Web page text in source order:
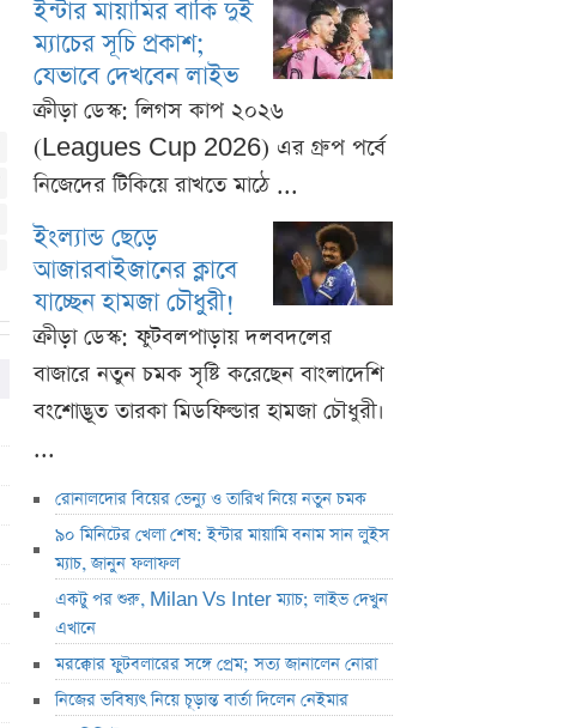
ইন্টার মায়ামির বাকি দুই
ম্যাচের সূচি প্রকাশ;
যেভাবে দেখবেন লাইভ
ক্রীড়া ডেস্ক: লিগস কাপ ২০২৬
(Leagues Cup 2026) এর গ্রুপ পর্বে
নিজেদের টিকিয়ে রাখতে মাঠে ...
ইংল্যান্ড ছেড়ে
আজারবাইজানের ক্লাবে
যাচ্ছেন হামজা চৌধুরী!
ক্রীড়া ডেস্ক: ফুটবলপাড়ায় দলবদলের
বাজারে নতুন চমক সৃষ্টি করেছেন বাংলাদেশি
বংশোদ্ভূত তারকা মিডফিল্ডার হামজা চৌধুরী।
...
রোনালদোর বিয়ের ভেন্যু ও তারিখ নিয়ে নতুন চমক
৯০ মিনিটের খেলা শেষ: ইন্টার মায়ামি বনাম সান লুইস
ম্যাচ, জানুন ফলাফল
একটু পর শুরু, Milan Vs Inter ম্যাচ; লাইভ দেখুন
এখানে
মরক্কোর ফুটবলারের সঙ্গে প্রেম; সত্য জানালেন নোরা
নিজের ভবিষ্যৎ নিয়ে চূড়ান্ত বার্তা দিলেন নেইমার